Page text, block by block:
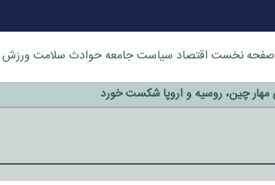
صفحه نخست اقتصاد سیاستجامعهحوادث سلامت ورزش
مهار چین، روسیه و اروپا شکست خورد